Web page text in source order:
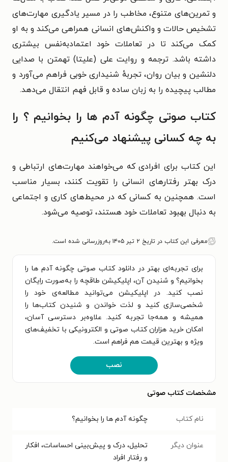
و تمرین‌های متنوع، مخاطب را در مسیر یادگیری مهارت‌های
تشخیص حالات و واکنش‌های انسانی همراهی می‌کند و به او
کمک می‌کند تا در تعاملات خود اعتماد‌به‌نفس بیشتری
داشته باشد. ترجمه و روایت علی (علیتا) تهمتن با صدایی
دلنشین و بیان روان، تجربهٔ شنیداری خوبی فراهم می‌آورد و
مطالب پیچیده را به زبان ساده و قابل فهم انتقال می‌دهد.
کتاب صوتی چگونه آدم ها را بخوانیم ؟ را
به چه کسانی پیشنهاد می‌کنیم
این کتاب برای افرادی که می‌خواهند مهارت‌های ارتباطی و
درک بهتر رفتارهای انسانی را تقویت کنند، بسیار مناسب
است. همچنین به کسانی که در محیط‌های کاری و اجتماعی
به دنبال بهبود تعاملات خود هستند، توصیه می‌شود.
معرفی این کتاب در تاریخ ۲ تیر ۱۴۰۵ به‌روزرسانی شده است.
برای تجربه‌ای بهتر در دانلود کتاب صوتی چگونه آدم ها را
بخوانیم؟ و شنیدن آن، اپلیکیشن طاقچه را به‌صورت رایگان
نصب کنید. در اپلیکیشن می‌توانید مطالعه‌ی خود را
شخصی‌سازی کنید و لذت خواندن و شنیدن کتاب‌ها را
همیشه و همه‌جا تجربه کنید. علاوه‌بر دسترسی آسان،
امکان خرید هزاران کتاب صوتی و الکترونیکی با تخفیف‌های
ویژه و بهترین قیمت هم فراهم است.
نصب
مشخصات کتاب صوتی
نام کتاب چگونه آدم ها را بخوانیم؟
عنوان دیگر
تحلیل، درک و پیش‌بینی احساسات، افکار
و رفتار افراد